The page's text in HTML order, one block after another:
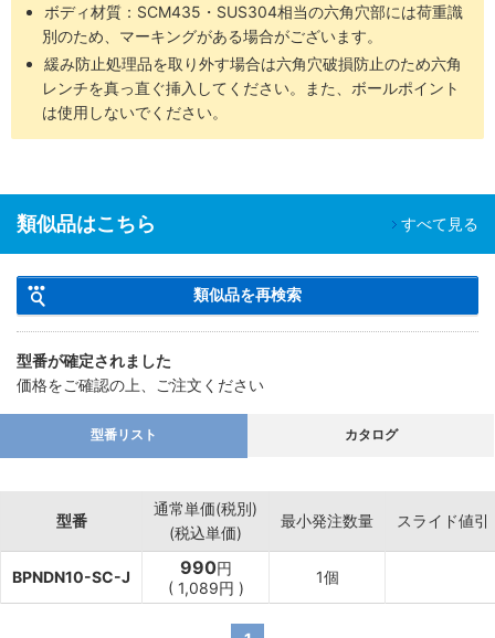
ボディ材質：SCM435​・SUS304​相当の六角穴部には荷重識
別のため、マーキングがある場合がございます。
緩み防止処理品を取り外す場合は六角穴破損防止のため六角
レンチを真っ直ぐ挿入してください。また、ボールポイント
は使用しないでください。
類似品はこちら すべて見る
類似品を再検索
型番が確定されました
価格をご確認の上、ご注文ください
型番リスト カタログ
型番
通常単価(税別)
(税込単価)
最小発注数量 スライド値引
BPNDN10-SC-J 990円
( 1,089円 )
1個